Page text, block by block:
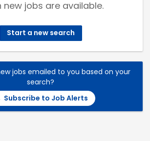
new jobs are available.
Start a new search
jobs emailed to you based on your
search?
Subscribe to Job Alerts